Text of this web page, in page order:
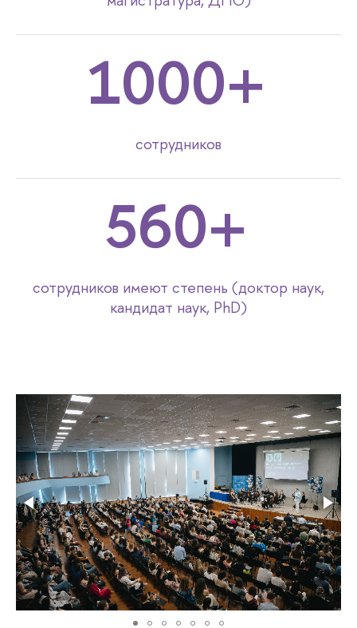
1000+
cотрудников
560+
cотрудников имеют степень (доктор наук,
кандидат наук, PhD)